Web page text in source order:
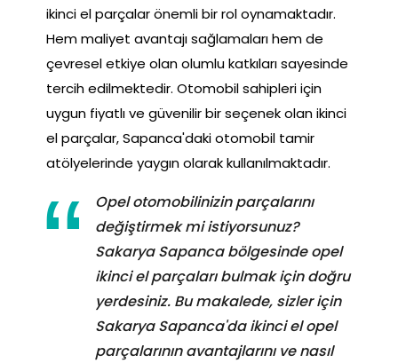
ikinci el parçalar önemli bir rol oynamaktadır.
Hem maliyet avantajı sağlamaları hem de
çevresel etkiye olan olumlu katkıları sayesinde
tercih edilmektedir. Otomobil sahipleri için
uygun fiyatlı ve güvenilir bir seçenek olan ikinci
el parçalar, Sapanca'daki otomobil tamir
atölyelerinde yaygın olarak kullanılmaktadır.
Opel otomobilinizin parçalarını
değiştirmek mi istiyorsunuz?
Sakarya Sapanca bölgesinde opel
ikinci el parçaları bulmak için doğru
yerdesiniz. Bu makalede, sizler için
Sakarya Sapanca'da ikinci el opel
parçalarının avantajlarını ve nasıl